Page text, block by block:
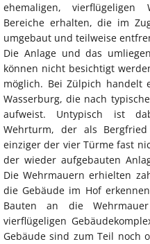
ehemaligen,
Bereiche erhalten, die im
umgebaut und teilweise
Die Anlage und das
können nicht besichtigt
möglich. Bei Zülpich handelt
Wasserburg, die nach
aufweist. Untypisch ist
Wehrturm, der als
einziger der vier Türme fast
der wieder aufgebauten
Die Wehrmauern erhielten
die Gebäude im Hof
Bauten an die
vierflügeligen
Gebäude sind zum Teil noch